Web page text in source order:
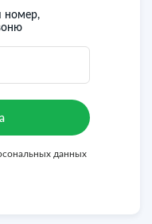
номер,
данных